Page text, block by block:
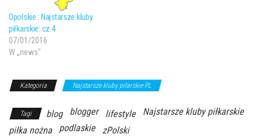
Opolskie : Najstarsze kluby
piłkarskie: cz.4
07/01/2016
W „news"
Kategoria Najstarsze kluby piłarskie PL
Tagi blog blogger lifestyle
Najstarsze kluby piłkarskie
piłka nożna
podlaskie zPolski